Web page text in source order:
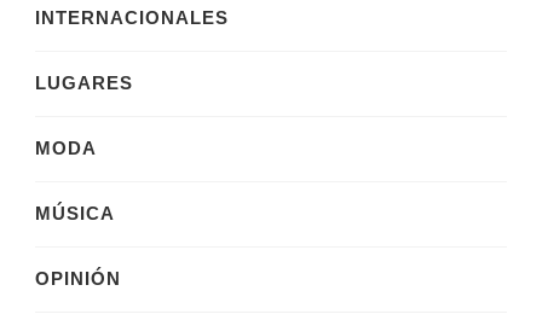
INTERNACIONALES
LUGARES
MODA
MÚSICA
OPINIÓN